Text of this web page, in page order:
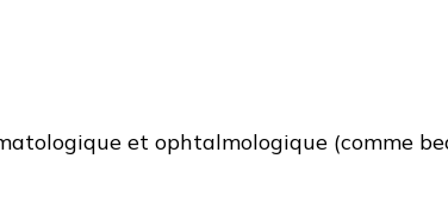
et ophtalmologique (comme